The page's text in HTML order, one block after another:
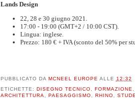
Lands Design
22, 28 e 30 giugno 2021.
17:00 - 19:00 (GMT+2 / 10:00 CST).
Lingua: inglese.
Prezzo: 180 € + IVA (sconto del 50% per
PUBBLICATO DA MCNEEL EUROPE ALLE
12:32
ETICHETTE:
DISEGNO TECNICO, FORMAZIONE,
ARCHITETTURA, PAESAGGISMO, RHINO,